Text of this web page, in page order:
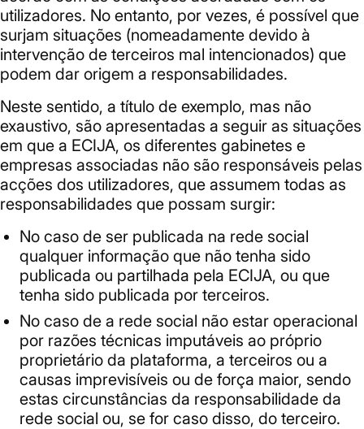
utilizadores. No entanto, por vezes, é possível que
surjam situações (nomeadamente devido à
intervenção de terceiros mal intencionados) que
podem dar origem a responsabilidades.
Neste sentido, a título de exemplo, mas não
exaustivo, são apresentadas a seguir as situações
em que a ECIJA, os diferentes gabinetes e
empresas associadas não são responsáveis pelas
acções dos utilizadores, que assumem todas as
responsabilidades que possam surgir:
No caso de ser publicada na rede social
qualquer informação que não tenha sido
publicada ou partilhada pela ECIJA, ou que
tenha sido publicada por terceiros.
No caso de a rede social não estar operacional
por razões técnicas imputáveis ao próprio
proprietário da plataforma, a terceiros ou a
causas imprevisíveis ou de força maior, sendo
estas circunstâncias da responsabilidade da
rede social ou, se for caso disso, do terceiro.